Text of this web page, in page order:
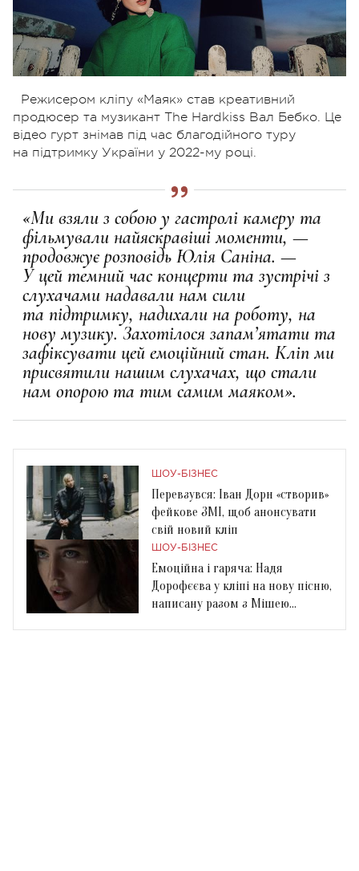
Режисером кліпу «Маяк» став креативний
продюсер та музикант The Hardkiss Вал Бебко. Це
відео гурт знімав під час благодійного туру
на підтримку України у 2022-му році.
«Ми взяли з собою у гастролі камеру та
фільмували найяскравіші моменти, —
продовжує розповідь Юлія Саніна. —
Уцей темний час концерти та зустрічі з
слухачами надавали нам сили
та підтримку, надихали на роботу, на
нову музику. Захотілося запам’ятати та
зафіксувати цей емоційний стан. Кліп ми
присвятили нашим слухачах, що стали
нам опорою та тим самим маяком».
ШОУ-БІЗНЕС
Перевзувся: Іван Дорн «створив»
фейкове ЗМІ, щоб анонсувати
свій новий кліп
ШОУ-БІЗНЕС
Емоційна і гаряча: Надя
Дорофєєва у кліпі на нову пісню,
написану разом з Мішею